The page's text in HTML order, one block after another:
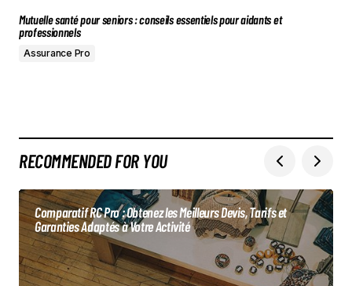
Mutuelle santé pour seniors : conseils essentiels pour aidants et
professionnels
Assurance Pro
RECOMMENDED FOR YOU
Comparatif RC Pro : Obtenez les Meilleurs Devis, Tarifs et
Garanties Adaptés à Votre Activité